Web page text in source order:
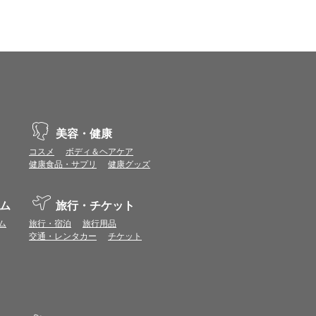
。
ましては表示ポイント数と付与ポイント数
トは付きません。
ならない場合があります。
。
から再度ショップへアクセスしてください。
。
る場合があります。各ショップからご注文後
美容・健康
コスメ
ボディ＆ヘアケア
健康食品・サプリ
健康グッズ
旅行・チケット
旅行・宿泊
旅行用品
交通・レンタカー
チケット